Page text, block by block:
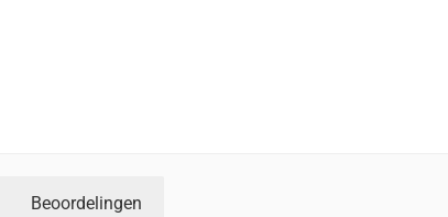
Beoordelingen